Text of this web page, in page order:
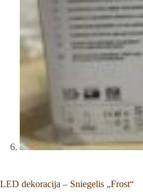
LED dekoracija – Sniegelis „Frost“